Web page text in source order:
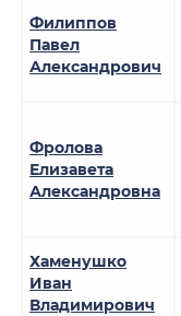
Филиппов
Павел
Александрович
Фролова
Елизавета
Александровна
Хаменушко
Иван
Владимирович